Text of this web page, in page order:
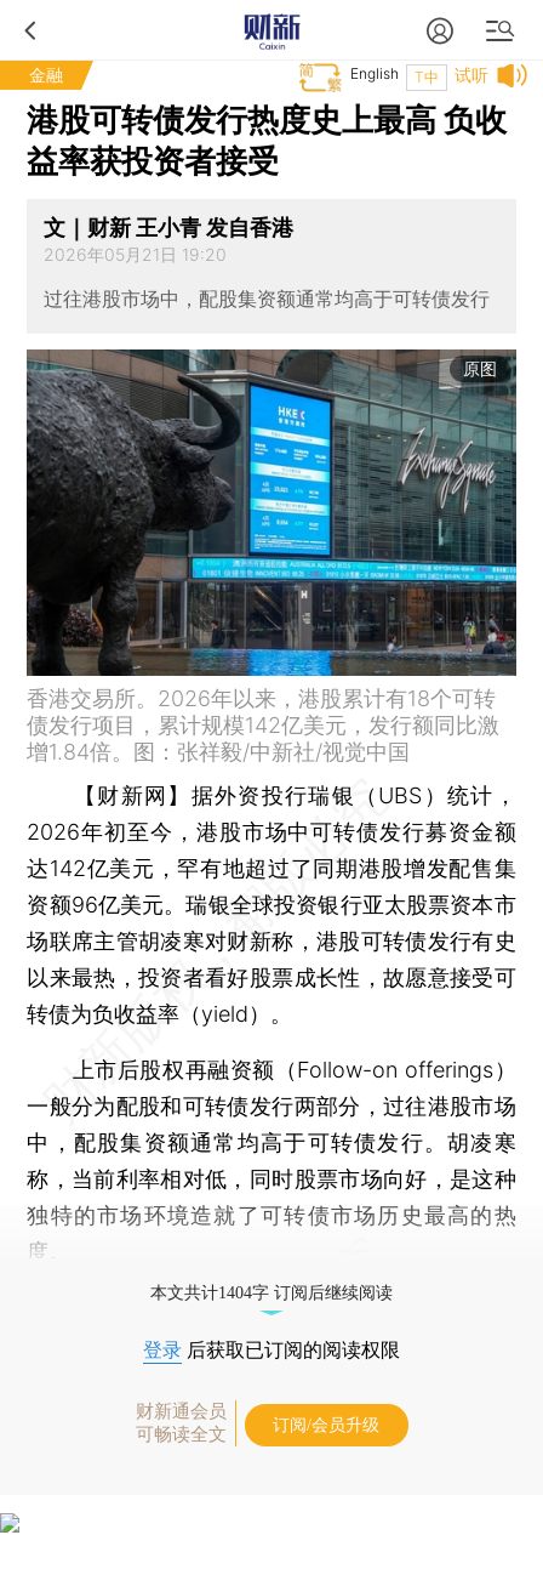
金融 试听
T中
English
港股可转债发行热度史上最高 负收
益率获投资者接受
文｜财新 王小青 发自香港
2026年05月21日 19:20
过往港股市场中，配股集资额通常均高于可转债发行
原图
香港交易所。2026年以来，港股累计有18个可转
债发行项目，累计规模142亿美元，发行额同比激
增1.84倍。图：张祥毅/中新社/视觉中国
【财新网】 据外资投行瑞银（UBS）统计，
2026年初至今，港股市场中可转债发行募资金额
达142亿美元，罕有地超过了同期港股增发配售集
资额96亿美元。瑞银全球投资银行亚太股票资本市
场联席主管胡凌寒对财新称，港股可转债发行有史
以来最热，投资者看好股票成长性，故愿意接受可
转债为负收益率（yield）。
上市后股权再融资额（Follow-on offerings）
一般分为配股和可转债发行两部分，过往港股市场
中，配股集资额通常均高于可转债发行。胡凌寒
称，当前利率相对低，同时股票市场向好，是这种
独特的市场环境造就了可转债市场历史最高的热
度。
本文共计1404字 订阅后继续阅读
登录 后获取已订阅的阅读权限
财新通会员
可畅读全文
订阅/会员升级